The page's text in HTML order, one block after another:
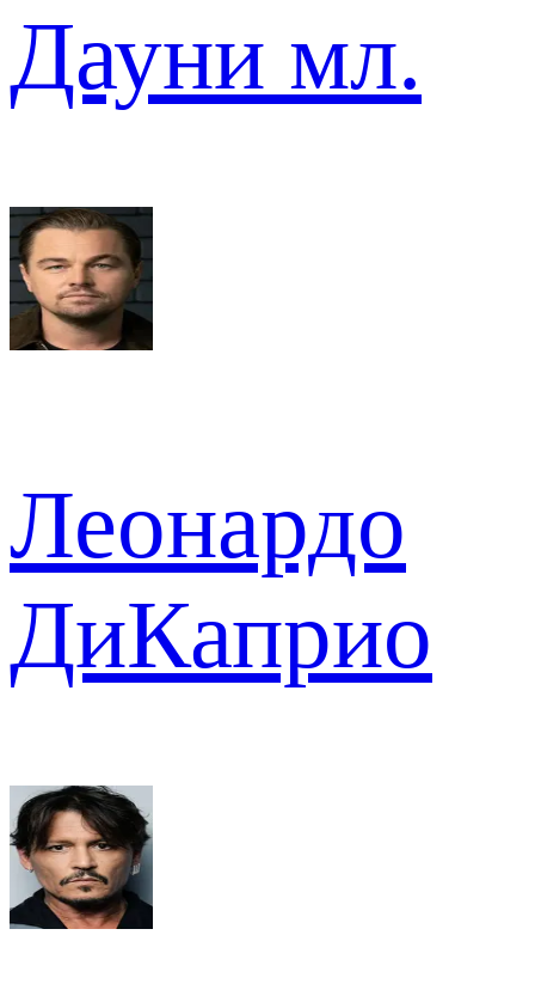
Дауни мл.
Леонардо
ДиКаприо